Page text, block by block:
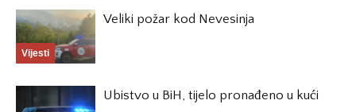
Vijesti
Veliki požar kod Nevesinja
Ubistvo u BiH, tijelo pronađeno u kući